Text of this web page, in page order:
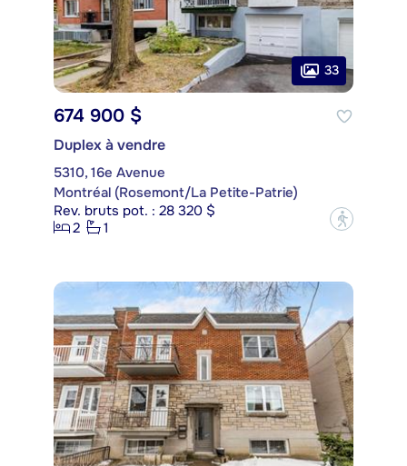
33
674 900 $
Duplex à vendre
5310, 16e Avenue
Montréal (Rosemont/La Petite-Patrie)
Rev. bruts pot. : 28 320 $
2
1 ?